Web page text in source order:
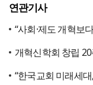
연관기사
“사회·제도 개혁보
개혁신학회 창립
“한국교회 미래세